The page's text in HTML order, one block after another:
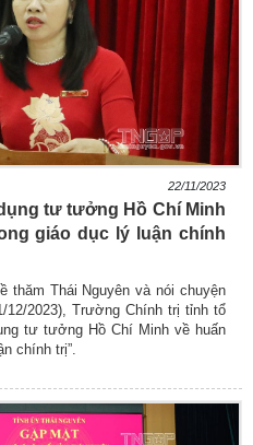
22/11/2023
tư tưởng Hồ Chí Minh
giáo dục lý luận chính
thăm Thái Nguyên và nói chuyện
2023), Trường Chính trị tỉnh tổ
tư tưởng Hồ Chí Minh về huấn
chính trị”.